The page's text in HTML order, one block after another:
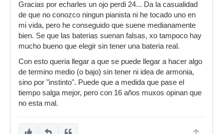
Gracias por echarles un ojo perdi 24... Da la casualidad
de que no conozco ningun pianista ni he tocado uno en
mi vida, pero he conseguido que suene medianamente
bien. Se que las baterias suenan falsas, xo tampoco hay
mucho bueno que elegir sin tener una bateria real.
Con esto queria llegar a que se puede llegar a hacer algo
de termino medio (o bajo) sin tener ni idea de armonia,
sino por "instinto". Puede que a medida que pase el
tiempo salga mejor, pero con 16 años muxos opinan que
no esta mal.